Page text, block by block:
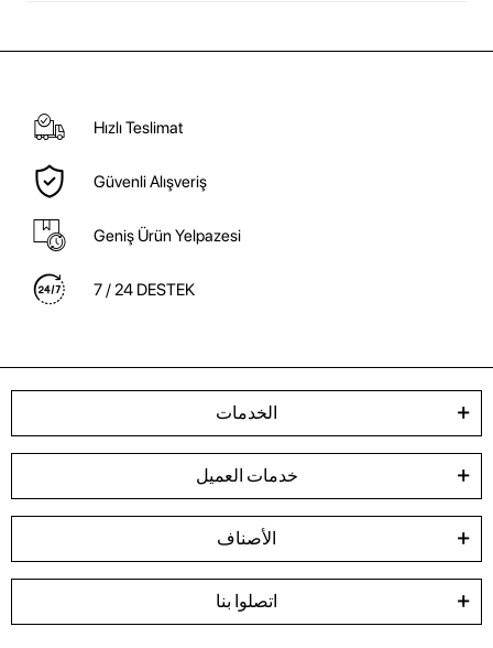
Hızlı Teslimat
Güvenli Alışveriş
Geniş Ürün Yelpazesi
7 / 24 DESTEK
الخدمات
خدمات العميل
الأصناف
اتصلوا بنا